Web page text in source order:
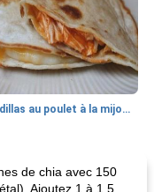
quesadillas au poulet à la mijoteuse
de chia avec 150
Ajoutez 1 à 1,5